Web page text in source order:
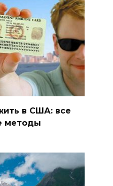
в США: все
методы